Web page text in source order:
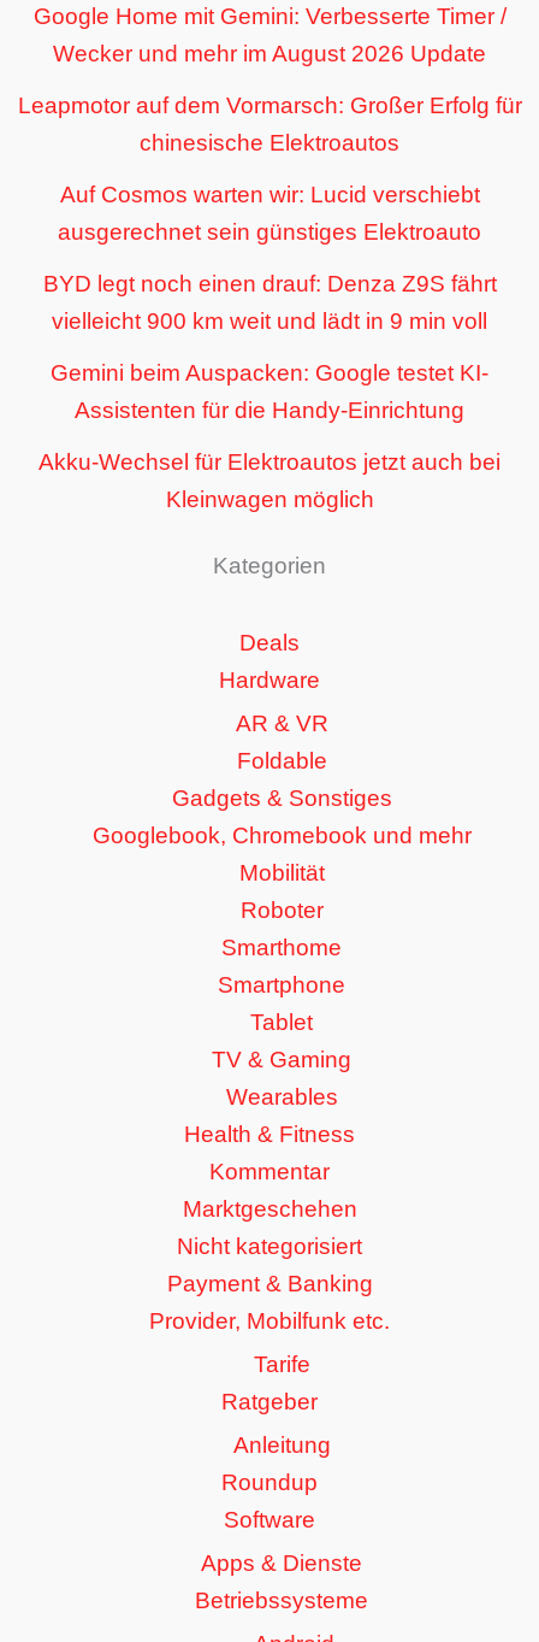
Google Home mit Gemini: Verbesserte Timer /
Wecker und mehr im August 2026 Update
Leapmotor auf dem Vormarsch: Großer Erfolg für
chinesische Elektroautos
Auf Cosmos warten wir: Lucid verschiebt
ausgerechnet sein günstiges Elektroauto
BYD legt noch einen drauf: Denza Z9S fährt
vielleicht 900 km weit und lädt in 9 min voll
Gemini beim Auspacken: Google testet KI-
Assistenten für die Handy-Einrichtung
Akku-Wechsel für Elektroautos jetzt auch bei
Kleinwagen möglich
Kategorien
Deals
Hardware
AR & VR
Foldable
Gadgets & Sonstiges
Googlebook, Chromebook und mehr
Mobilität
Roboter
Smarthome
Smartphone
Tablet
TV & Gaming
Wearables
Health & Fitness
Kommentar
Marktgeschehen
Nicht kategorisiert
Payment & Banking
Provider, Mobilfunk etc.
Tarife
Ratgeber
Anleitung
Roundup
Software
Apps & Dienste
Betriebssysteme